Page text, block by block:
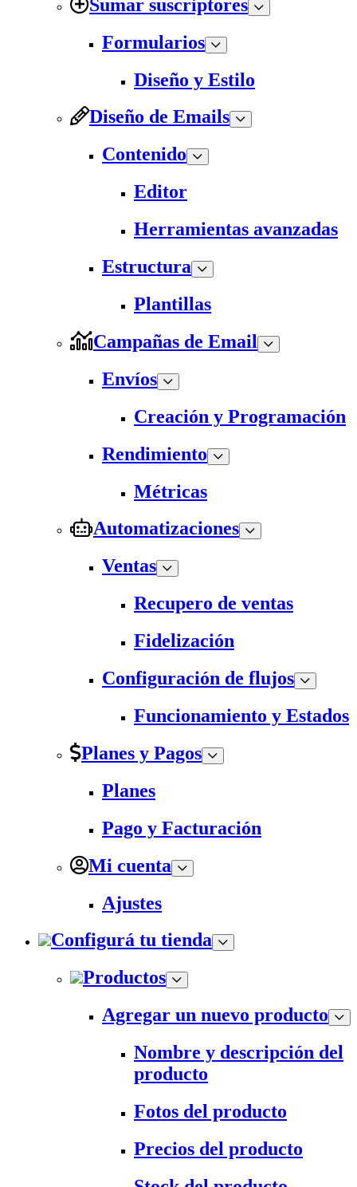
Sumar suscriptores
Formularios
Diseño y Estilo
Diseño de Emails
Contenido
Editor
Herramientas avanzadas
Estructura
Plantillas
Campañas de Email
Envíos
Creación y Programación
Rendimiento
Métricas
Automatizaciones
Ventas
Recupero de ventas
Fidelización
Configuración de flujos
Funcionamiento y Estados
Planes y Pagos
Planes
Pago y Facturación
Mi cuenta
Ajustes
Configurá tu tienda
Productos
Agregar un nuevo producto
Nombre y descripción del
producto
Fotos del producto
Precios del producto